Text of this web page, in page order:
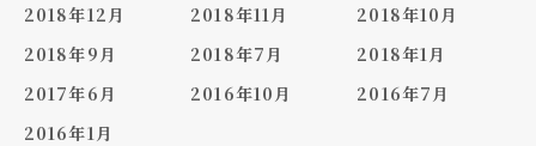
2018年12月
2018年11月
2018年10月
2018年9月
2018年7月
2018年1月
2017年6月
2016年10月
2016年7月
2016年1月